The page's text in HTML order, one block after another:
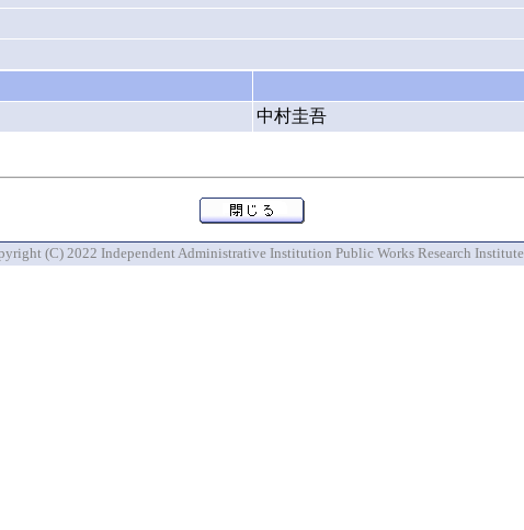
中村圭吾
(C) 2022 Independent Administrative Institution Public Works Research Institute